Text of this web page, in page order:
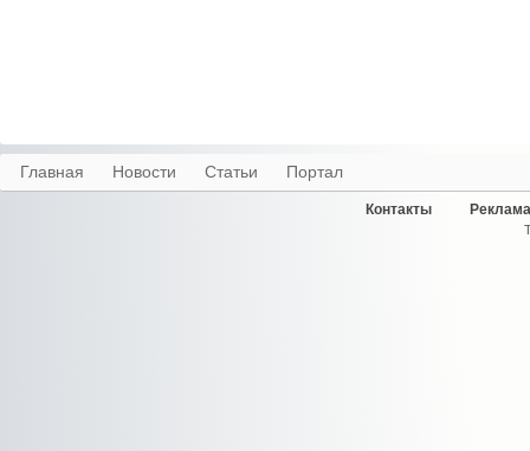
Главная Новости Статьи Портал
Контакты